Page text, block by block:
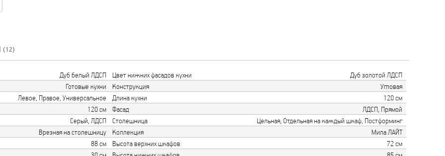
(12)
Дуб белый ЛДСП Цвет нижних фасадов кухни
Дуб золотой ЛДСП
Готовые кухни Конструкция
Угловая
Левое, Правое, Универсальное Длина кухни
120 см
120 см Фасад
ЛДСП, Прямой
Серый, ЛДСП Столешница
Цельная, Отдельная на каждый шкаф, Постформинг
Врезная на столешницу Коллекция
Мила ЛАЙТ
88 см Высота верхних шкафов
72 см